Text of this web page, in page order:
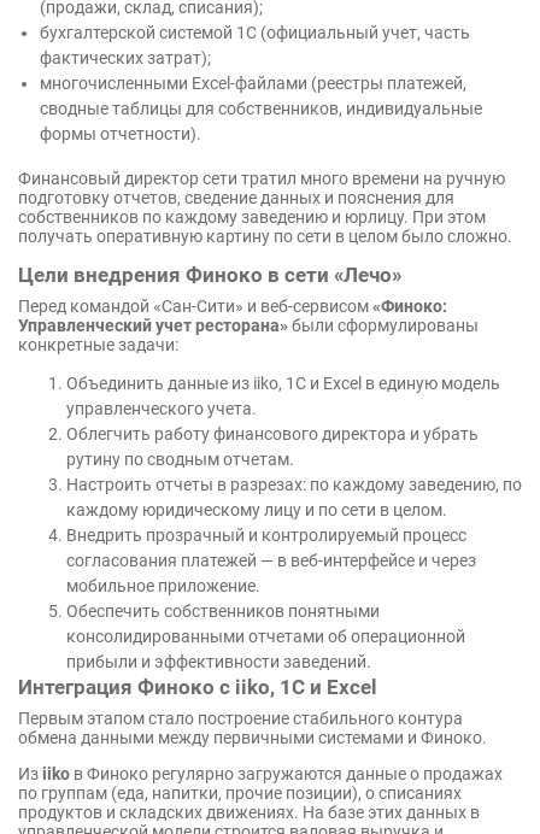
(продажи, склад, списания);
бухгалтерской системой 1С (официальный учет, часть
фактических затрат);
многочисленными Excel-файлами (реестры платежей,
сводные таблицы для собственников, индивидуальные
формы отчетности).
Финансовый директор сети тратил много времени на ручную
подготовку отчетов, сведение данных и пояснения для
собственников по каждому заведению и юрлицу. При этом
получать оперативную картину по сети в целом было сложно.
Цели внедрения Финоко в сети «Лечо»
Перед командой «Сан-Сити» и веб-сервисом«Финоко:
Управленческий учет ресторана»были сформулированы
конкретные задачи:
Объединить данные из iiko, 1С и Excel в единую модель
управленческого учета.
Облегчить работу финансового директора и убрать
рутину по сводным отчетам.
Настроить отчеты в разрезах: по каждому заведению, по
каждому юридическому лицу и по сети в целом.
Внедрить прозрачный и контролируемый процесс
согласования платежей — в веб-интерфейсе и через
мобильное приложение.
Обеспечить собственников понятными
консолидированными отчетами об операционной
прибыли и эффективности заведений.
Интеграция Финоко с iiko, 1С и Excel
Первым этапом стало построение стабильного контура
обмена данными между первичными системами и Финоко.
Из iiko в Финоко регулярно загружаются данные о продажах
по группам (еда, напитки, прочие позиции), о списаниях
продуктов и складских движениях. На базе этих данных в